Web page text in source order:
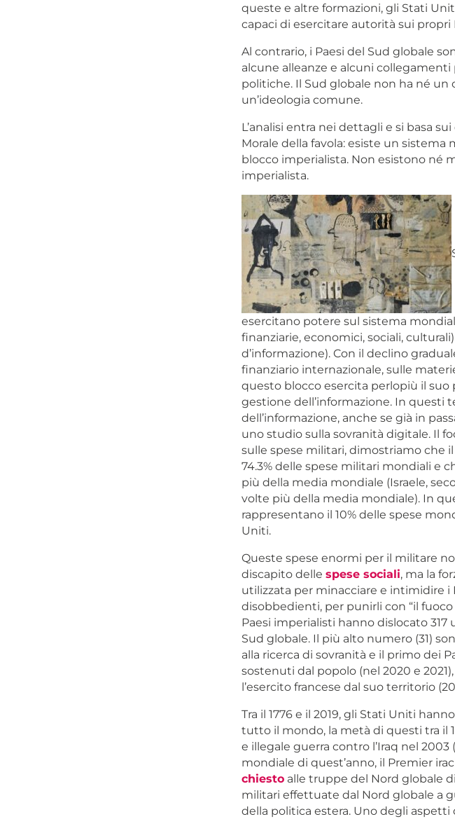
queste e altre formazioni, gli Stati
capaci di esercitare autorità sui propri
Al contrario, i Paesi del Sud globale
alcune alleanze e alcuni
politiche. Il Sud globale non ha né
un’ideologia comune.
L’analisi entra nei dettagli e si basa
Morale della favola: esiste un
blocco imperialista. Non esistono
imperialista.
esercitano potere sul sistema
finanziarie, economici, sociali,
d’informazione). Con il declino
finanziario internazionale, sulle
questo blocco esercita perlopiù il suo
gestione dell’informazione. In questi
dell’informazione, anche se già in
uno studio sulla sovranità digitale. Il
sulle spese militari, dimostriamo che
74.3% delle spese militari mondiali e
più della media mondiale (Israele,
volte più della media mondiale). In
rappresentano il 10% delle spese
Uniti.
Queste spese enormi per il militare
discapito delle spese sociali, ma la
utilizzata per minacciare e intimidire i
disobbedienti, per punirli con “il fuoco
Paesi imperialisti hanno dislocato 317
Sud globale. Il più alto numero (31)
alla ricerca di sovranità e il primo dei
sostenuti dal popolo (nel 2020 e
l’esercito francese dal suo territorio
Tra il 1776 e il 2019, gli Stati Uniti
tutto il mondo, la metà di questi tra il
e illegale guerra contro l’Iraq nel
mondiale di quest’anno, il Premier
chiestoalle truppe del Nord globale di
militari effettuate dal Nord globale a
della politica estera. Uno degli